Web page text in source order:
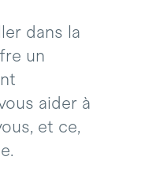
dans la
un
aider à
et ce,